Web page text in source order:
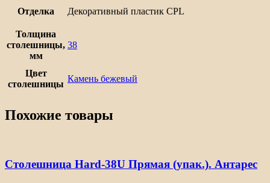
Отделка Декоративный пластик CPL
Толщина
столешницы,
мм
38
Цвет
столешницы
Камень бежевый
Похожие товары
Столешница Hard-38U Прямая (упак.). Антарес